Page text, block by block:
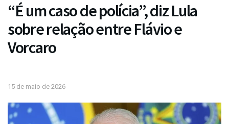
“É um caso de polícia”, diz Lula
sobre relação entre Flávio e
Vorcaro
15 de maio de 2026